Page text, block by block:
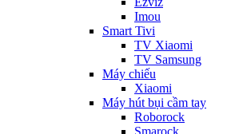
Imou
Smart Tivi
TV Xiaomi
TV Samsung
Máy chiếu
Xiaomi
Máy hút bụi cầm tay
Roborock
Smarock